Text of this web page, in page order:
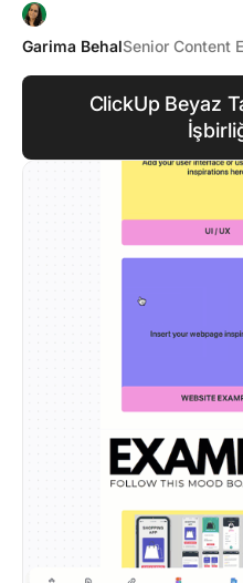
Garima BehalSenior Content
ClickUp Beyaz